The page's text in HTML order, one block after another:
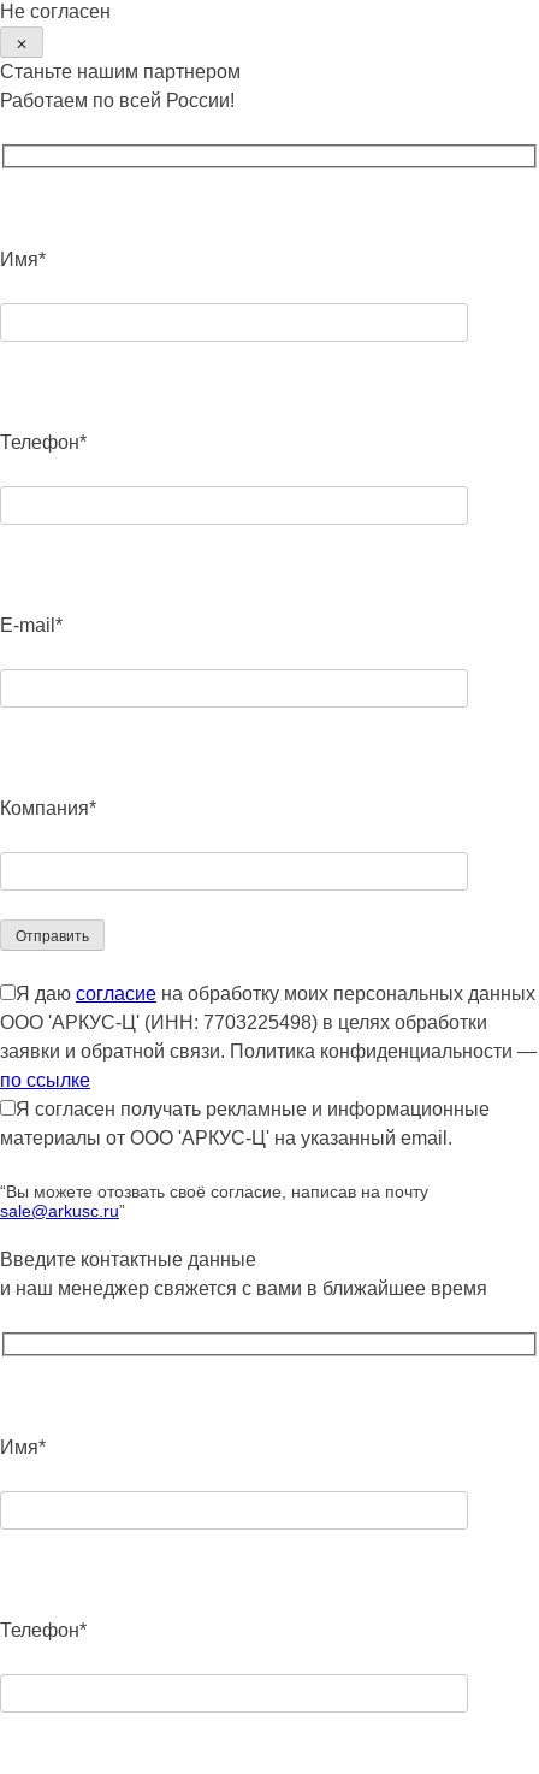
Не согласен
✕
Станьте нашим партнером
Работаем по всей России!
Имя*
Телефон*
E-mail*
Компания*
Я даю согласие на обработку моих персональных данных
ООО 'АРКУС-Ц' (ИНН: 7703225498) в целях обработки
заявки и обратной связи. Политика конфиденциальности —
по ссылке
Я согласен получать рекламные и информационные
материалы от ООО 'АРКУС-Ц' на указанный email.
“Вы можете отозвать своё согласие, написав на почту
sale@arkusc.ru”
Введите контактные данные
и наш менеджер свяжется с вами в ближайшее время
Имя*
Телефон*